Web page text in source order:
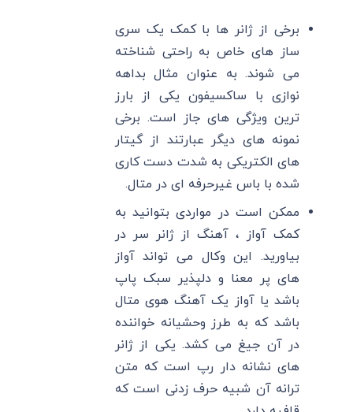
برخی از ژانر ها با کمک یک سری
ساز های خاص به راحتی شناخته
می شوند. به عنوان مثال بداهه
نوازی با ساکسیفون یکی از بارز
ترین ویژگی های جاز است. برخی
نمونه های دیگر عبارتند از گیتار
های الکتریکی به شدت دست کاری
شده با باس غیرحرفه ای در متال.
ممکن است در مواردی بتوانید به
کمک آواز ، آهنگ از ژانر سر در
بیاورید. این وکال می تواند آواز
های پر معنا و دلپذیر سبک پاپ
باشد یا آواز یک آهنگ هوی متال
باشد که به طرز وحشیانه خواننده
در آن جیغ می کشد. یکی از ژانر
های نشانه دار رپ است که متن
ترانه آن شبیه حرف زدنی است که